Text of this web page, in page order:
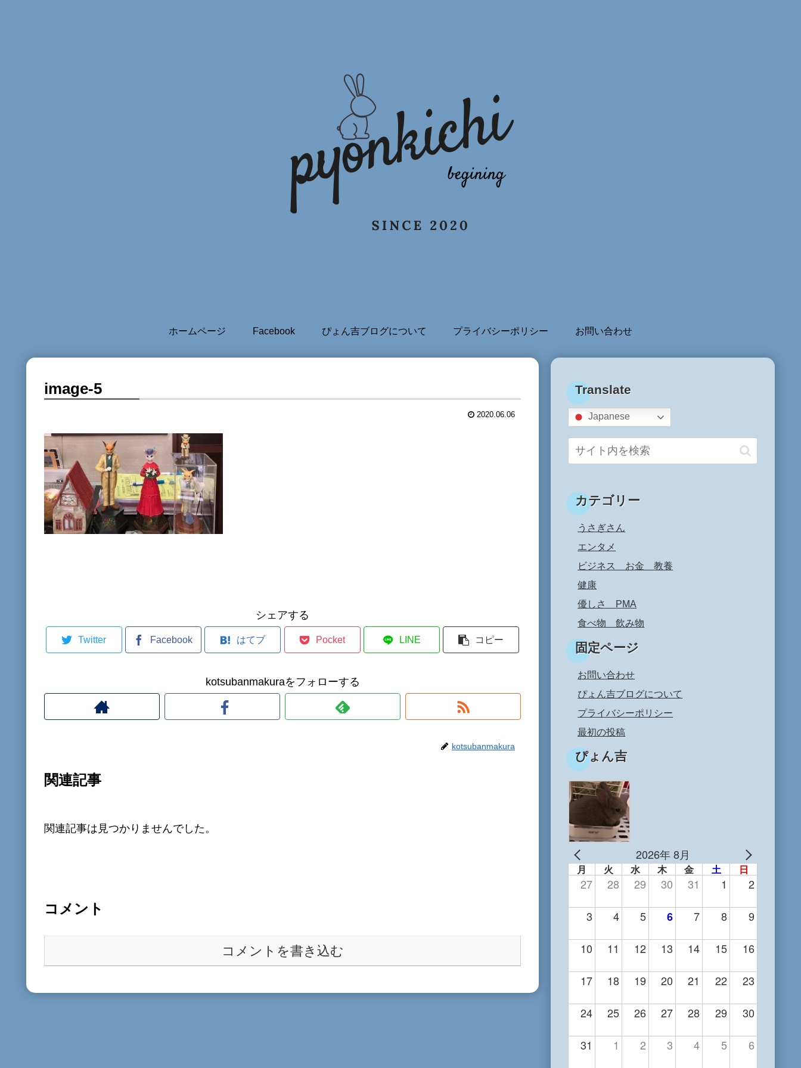
ホームページ Facebook ぴょん吉ブログについて プライバシーポリシー お問い合わせ
image-5
2020.06.06
シェアする
Twitter Facebook はてブ Pocket LINE コピー
kotsubanmakuraをフォローする
kotsubanmakura
関連記事
関連記事は見つかりませんでした。
コメント
コメントを書き込む
Translate
Japanese
カテゴリー
うさぎさん
エンタメ
ビジネス お金 教養
健康
優しさ PMA
食べ物 飲み物
固定ページ
お問い合わせ
ぴょん吉ブログについて
プライバシーポリシー
最初の投稿
ぴょん吉
2026年 8月
月 火 水 木 金 土 日
27 28 29 30 31 1 2
3 4 5 6 7 8 9
10 11 12 13 14 15 16
17 18 19 20 21 22 23
24 25 26 27 28 29 30
31 1 2 3 4 5 6